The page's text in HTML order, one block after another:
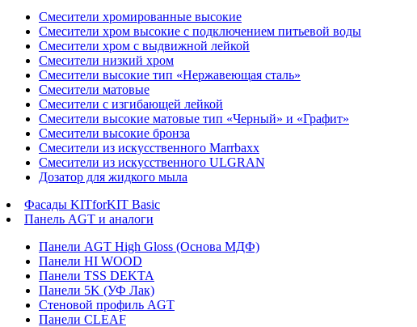
Смесители хромированные высокие
Смесители хром высокие с подключением питьевой воды
Смесители хром с выдвижной лейкой
Смесители низкий хром
Смесители высокие тип «Нержавеющая сталь»
Смесители матовые
Смесители с изгибающей лейкой
Смесители высокие матовые тип «Черный» и «Графит»
Смесители высокие бронза
Смесители из искусственного Marrbaxx
Смесители из искусственного ULGRAN
Дозатор для жидкого мыла
Фасады KITforKIT Basic
Панель AGT и аналоги
Панели AGT High Gloss (Основа МДФ)
Панели HI WOOD
Панели TSS DEKTA
Панели 5K (УФ Лак)
Стеновой профиль AGT
Панели CLEAF